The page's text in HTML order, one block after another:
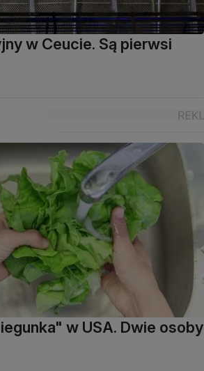
w Ceucie. Są pierwsi
w USA. Dwie osoby